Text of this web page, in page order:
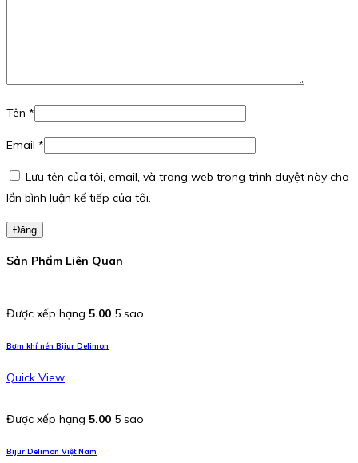
Tên *
Email *
Lưu tên của tôi, email, và trang web trong trình duyệt này cho
lần bình luận kế tiếp của tôi.
Đăng
Sản Phẩm Liên Quan
Được xếp hạng 5.00 5 sao
Bơm khí nén Bijur Delimon
Quick View
Được xếp hạng 5.00 5 sao
Bijur Delimon Việt Nam